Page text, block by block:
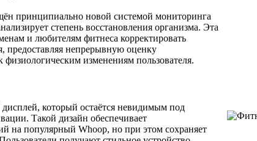
принципиально новой системой мониторинга
степень восстановления организма. Эта
и любителям фитнеса корректировать
предоставляя непрерывную оценку
физиологическим изменениям пользователя.
который остаётся невидимым под
Такой дизайн обеспечивает
популярный Whoop, но при этом сохраняет